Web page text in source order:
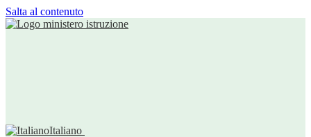
Salta al contenuto
Italiano